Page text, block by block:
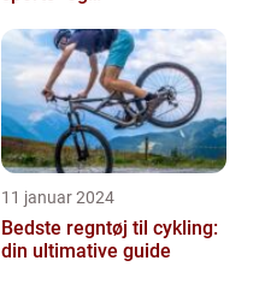
11 januar 2024
Bedste regntøj til cykling:
din ultimative guide